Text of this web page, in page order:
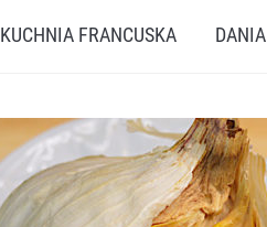
KUCHNIA FRANCUSKA DANIA